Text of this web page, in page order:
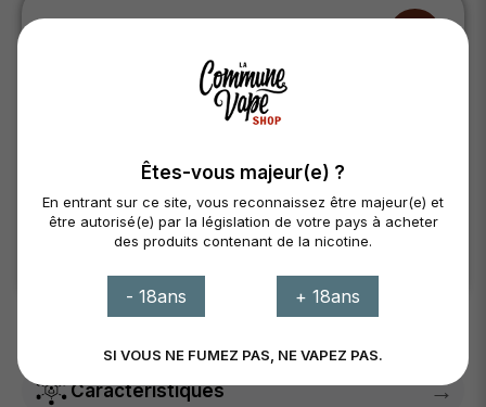
Êtes-vous majeur(e) ?
En entrant sur ce site, vous reconnaissez être majeur(e) et
être autorisé(e) par la législation de votre pays à acheter
des produits contenant de la nicotine.
+ 18ans
- 18ans
SI VOUS NE FUMEZ PAS, NE VAPEZ PAS.
Caractéristiques →
Panier
Disponibilité
St. BrieucTransfert (+1 jour)
En stock
Stock total :8 Produits